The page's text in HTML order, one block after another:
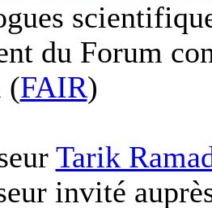
du Forum
(FAIR)
Tarik
invité